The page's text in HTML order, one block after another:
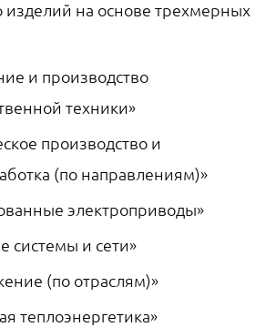
изделий на основе трехмерных
и производство
техники»
производство и
(по направлениям)»
электроприводы»
системы и сети»
(по отраслям)»
теплоэнергетика»